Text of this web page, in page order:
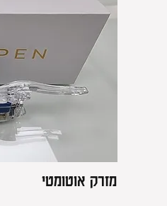
מזרק אוטומטי